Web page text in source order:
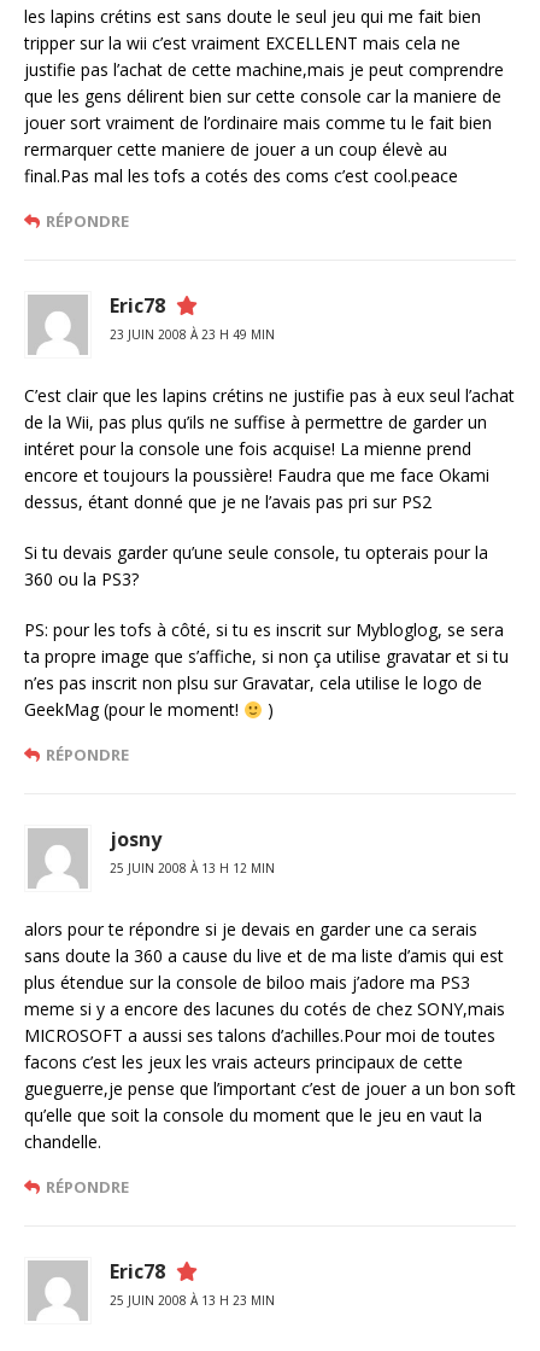
les lapins crétins est sans doute le seul jeu qui me fait bien
tripper sur la wii c’est vraiment EXCELLENT mais cela ne
justifie pas l’achat de cette machine,mais je peut comprendre
que les gens délirent bien sur cette console car la maniere de
jouer sort vraiment de l’ordinaire mais comme tu le fait bien
rermarquer cette maniere de jouer a un coup élevè au
final.Pas mal les tofs a cotés des coms c’est cool.peace
RÉPONDRE
Eric78
23 JUIN 2008 À 23 H 49 MIN
C’est clair que les lapins crétins ne justifie pas à eux seul l’achat
de la Wii, pas plus qu’ils ne suffise à permettre de garder un
intéret pour la console une fois acquise! La mienne prend
encore et toujours la poussière! Faudra que me face Okami
dessus, étant donné que je ne l’avais pas pri sur PS2
Si tu devais garder qu’une seule console, tu opterais pour la
360 ou la PS3?
PS: pour les tofs à côté, si tu es inscrit sur Mybloglog, se sera
ta propre image que s’affiche, si non ça utilise gravatar et si tu
n’es pas inscrit non plsu sur Gravatar, cela utilise le logo de
GeekMag (pour le moment!
)
RÉPONDRE
josny
25 JUIN 2008 À 13 H 12 MIN
alors pour te répondre si je devais en garder une ca serais
sans doute la 360 a cause du live et de ma liste d’amis qui est
plus étendue sur la console de biloo mais j’adore ma PS3
meme si y a encore des lacunes du cotés de chez SONY,mais
MICROSOFT a aussi ses talons d’achilles.Pour moi de toutes
facons c’est les jeux les vrais acteurs principaux de cette
gueguerre,je pense que l’important c’est de jouer a un bon soft
qu’elle que soit la console du moment que le jeu en vaut la
chandelle.
RÉPONDRE
Eric78
25 JUIN 2008 À 13 H 23 MIN